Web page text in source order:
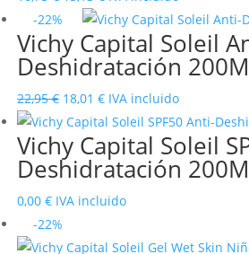
precio
original
era:
precio
actual
es:
-22%
Vichy Capital Soleil
Deshidratación
22,95€ El
precio
original
era:
18,01 €El
precio
actual
es:
IVA incluido
Vichy Capital Soleil
Deshidratación
0,00 € IVA incluido
-22%